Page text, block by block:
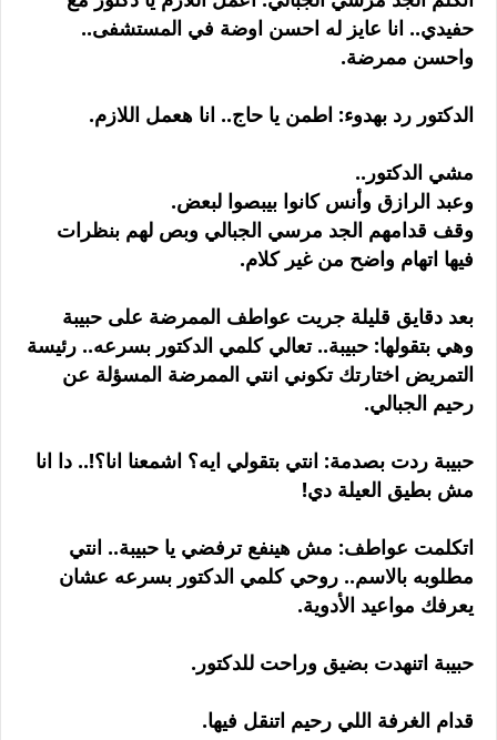
حفيدي.. انا عايز له احسن اوضة في المستشفى..
واحسن ممرضة.
الدكتور رد بهدوء: اطمن يا حاج.. انا هعمل اللازم.
مشي الدكتور..
وعبد الرازق وأنس كانوا بيبصوا لبعض.
وقف قدامهم الجد مرسي الجبالي وبص لهم بنظرات
فيها اتهام واضح من غير كلام.
بعد دقايق قليلة جريت عواطف الممرضة على حبيبة
وهي بتقولها: حبيبة.. تعالي كلمي الدكتور بسرعه.. رئيسة
التمريض اختارتك تكوني انتي الممرضة المسؤلة عن
رحيم الجبالي.
حبيبة ردت بصدمة: انتي بتقولي ايه؟ اشمعنا انا؟!.. دا انا
مش بطيق العيلة دي!
اتكلمت عواطف: مش هينفع ترفضي يا حبيبة.. انتي
مطلوبه بالاسم.. روحي كلمي الدكتور بسرعه عشان
يعرفك مواعيد الأدوية.
حبيبة اتنهدت بضيق وراحت للدكتور.
قدام الغرفة اللي رحيم اتنقل فيها.